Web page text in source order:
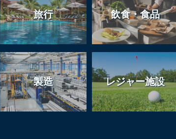
発
旅行 飲食・食品
製造 レジャー施設